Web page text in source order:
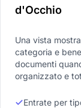
d'Occhio
Una vista
categoria e
documenti
organizzato e
Entrate per